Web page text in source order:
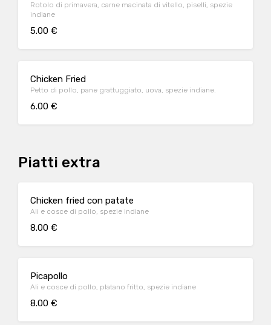
Rotolo di primavera, carne macinata di vitello, piselli, spezie
indiane
5.00 €
Chicken Fried
Petto di pollo, pane grattuggiato, uova, spezie indiane.
6.00 €
Piatti extra
Chicken fried con patate
Ali e cosce di pollo, spezie indiane
8.00 €
Picapollo
Ali e cosce di pollo, platano fritto, spezie indiane
8.00 €